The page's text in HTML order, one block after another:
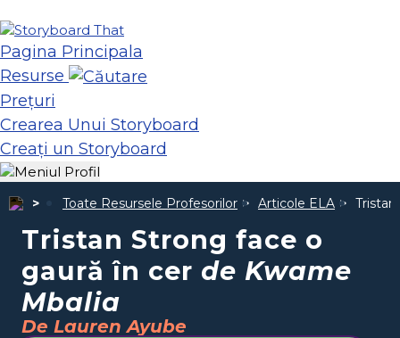
Pagina Principala
Resurse
Prețuri
Crearea Unui Storyboard
Creați un Storyboard
Toate Resursele Profesorilor Articole ELA
Tristan Strong face o
gaură în cer de Kwame
Mbalia
De Lauren Ayube